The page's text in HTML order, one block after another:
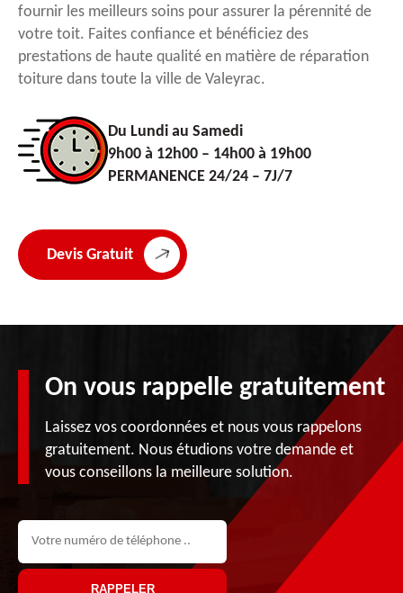
fournir les meilleurs soins pour assurer la pérennité de
votre toit. Faites confiance et bénéficiez des
prestations de haute qualité en matière de réparation
toiture dans toute la ville de Valeyrac.
Du Lundi au Samedi
9h00 à 12h00 – 14h00 à 19h00
PERMANENCE 24/24 – 7J/7
Devis Gratuit
On vous rappelle gratuitement
Laissez vos coordonnées et nous vous rappelons
gratuitement. Nous étudions votre demande et
vous conseillons la meilleure solution.